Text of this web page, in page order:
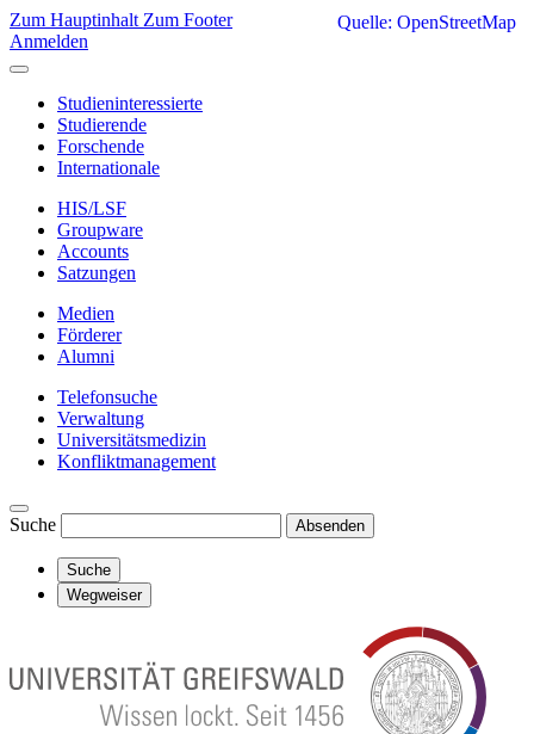
Zum Hauptinhalt Zum Footer
Anmelden
Studieninteressierte
Studierende
Forschende
Internationale
HIS/LSF
Groupware
Accounts
Satzungen
Medien
Förderer
Alumni
Telefonsuche
Verwaltung
Universitätsmedizin
Konfliktmanagement
Suche Absenden
Suche
Wegweiser
Quelle: OpenStreetMap